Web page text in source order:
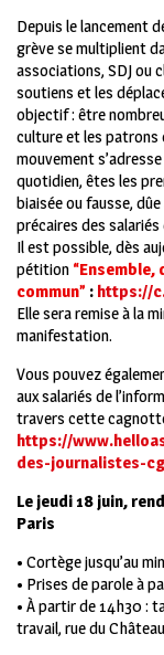
Depuis le lancement
grève se multiplient
associations, SDJ ou
soutiens et les
objectif : être
culture et les patrons
mouvement
quotidien, êtes les
biaisée ou fausse,
précaires des salariés
Il est possible, dès
pétition
commun” : https://
Elle sera remise à la
manifestation.
Vous pouvez
aux salariés de
travers cette
https://
des-journalistes-
Le jeudi 18 juin,
Paris
• Cortège jusqu’au
• Prises de parole à
• À partir de 14h30 :
travail, rue du Château